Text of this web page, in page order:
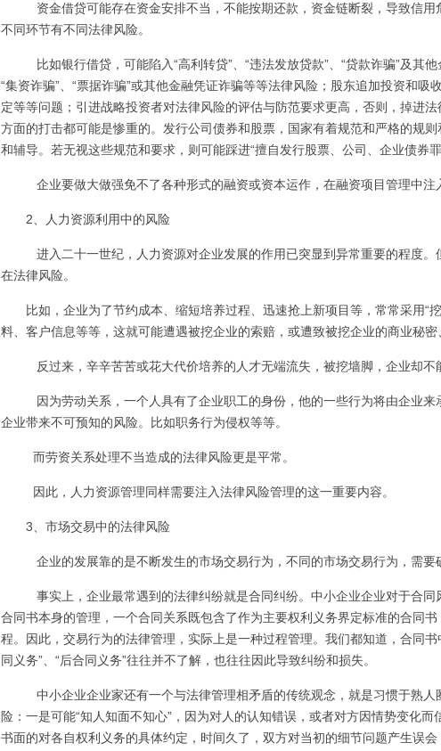
资金借贷可能存在资金安排不当，不能按期还款，资金链断裂，导致信
不同环节有不同法律风险。
比如银行借贷，可能陷入“高利转贷”、“违法发放贷款”、“贷款诈骗”及其
“集资诈骗”、“票据诈骗”或其他金融凭证诈骗等等法律风险；股东追加投资和
定等等问题；引进战略投资者对法律风险的评估与防范要求更高，否则，掉进
方面的打击都可能是惨重的。发行公司债券和股票，国家有着规范和严格的规
和辅导。若无视这些规范和要求，则可能踩进“擅自发行股票、公司、企业债券罪
企业要做大做强免不了各种形式的融资或资本运作，在融资项目管理中
2、人力资源利用中的风险
进入二十一世纪，人力资源对企业发展的作用已突显到异常重要的程度
在法律风险。
比如，企业为了节约成本、缩短培养过程、迅速抢上新项目等，常常采用
料、客户信息等等，这就可能遭遇被挖企业的索赔，或遭致被挖企业的商业秘密
反过来，辛辛苦苦或花大代价培养的人才无端流失，被挖墙脚，企业却不
因为劳动关系，一个人具有了企业职工的身份，他的一些行为将由企业
企业带来不可预知的风险。比如职务行为侵权等等。
而劳资关系处理不当造成的法律风险更是平常。
因此，人力资源管理同样需要注入法律风险管理的这一重要内容。
3、市场交易中的法律风险
企业的发展靠的是不断发生的市场交易行为，不同的市场交易行为，需
事实上，企业最常遇到的法律纠纷就是合同纠纷。中小企业企业对于合
合同书本身的管理，一个合同关系既包含了作为主要权利义务界定标准的合同
程。因此，交易行为的法律管理，实际上是一种过程管理。我们都知道，合同
同义务”、“后合同义务”往往并不了解，也往往因此导致纠纷和损失。
中小企业企业家还有一个与法律管理相矛盾的传统观念，就是习惯于熟
险：一是可能“知人知面不知心”，因为对人的认知错误，或者对方因情势变化
书面的对各自权利义务的具体约定，时间久了，双方对当初的细节问题产生误